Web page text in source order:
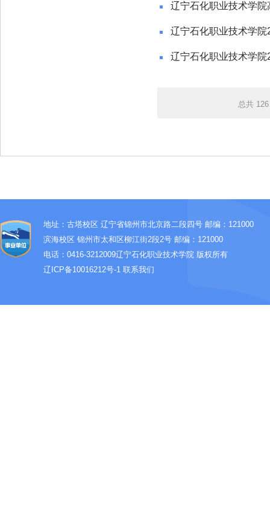
辽宁石化职业技术学
辽宁石化职业技术学
辽宁石化职业技术学
总共 126
地址：古塔校区 辽宁省锦州市北京路二段四号 邮编：121000
滨海校区 锦州市太和区柳江街2段2号 邮编：121000
电话：0416-3212009辽宁石化职业技术学院 版权所有
辽ICP备10016212号-1 联系我们